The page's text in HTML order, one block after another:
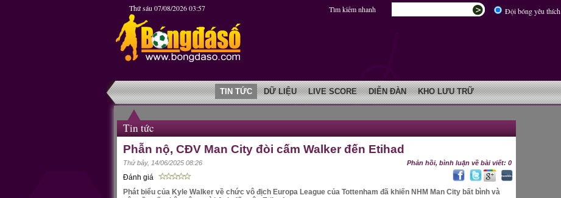
Thứ sáu 07/08/2026 03:57 Đội bóng yêu thích
Tìm kiếm nhanh
TIN TỨC DỮ LIỆU LIVE SCORE DIỄN ĐÀN KHO LƯU TRỮ
Tin tức
Phẫn nộ, CĐV Man City đòi cấm Walker đến Etihad
Thứ bảy, 14/06/2025 08:26 Phản hồi, bình luận về bài viết: 0
Đánh giá
Phát biểu của Kyle Walker về chức vô địch Europa League của Tottenham đã khiến NHM Man City bất bình và